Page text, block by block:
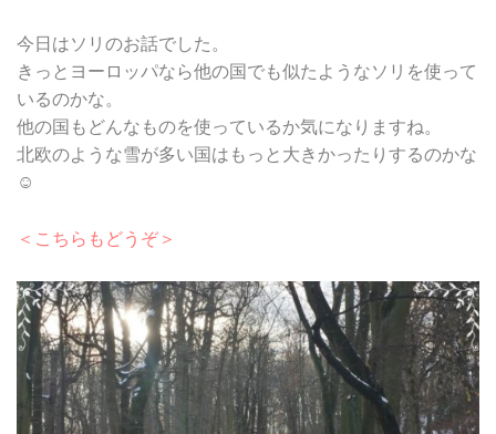
今日はソリのお話でした。
きっとヨーロッパなら他の国でも似たようなソリを使って
いるのかな。
他の国もどんなものを使っているか気になりますね。
北欧のような雪が多い国はもっと大きかったりするのかな
☺
＜こちらもどうぞ＞